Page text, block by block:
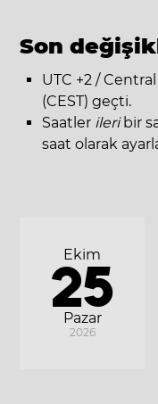
Son
UTC +2 /
(CEST) geçti.
Saatler ileribir
saat olarak
Pazar
Ekim
25
2026